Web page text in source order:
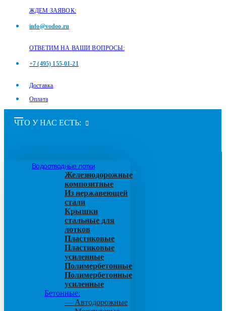
ЖДЕМ ЗАЯВОК:
info@vodoo.ru
ОТВЕТИМ НА ВАШИ ВОПРОСЫ:
+7 (495) 155-01-21
Доставка
Оплата
ЧТО У НАС ЕСТЬ:
Водоотводные лотки
Железнодорожные
композитные
Из нержавеющей
стали
Крышки
стальные для
лотков
Пластиковые
Пластиковые
усиленные
Полимербетонные
Полимербетонные
усиленные
Бетонные:
— Автодорожные